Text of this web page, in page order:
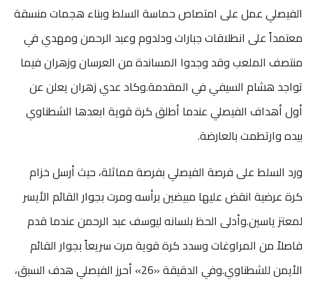
الفيصلي عمل على امتصاص حماسة السلط وبناء هجمات منسقة
معتمداً على انطلاقات جبارات ودلدوم وعبد الرحمن ومهدي في
منتصف الملعب وقد وجدوا المساندة من العرسان وزهران فيما
تواجد هشام السيفي في المقدمة.وكاد عدي زهران يعلن عن
أول أهداف الفيصلي عندما أطلق كرة قوية ابعدها الشطناوي
بيده وارتطمت بالعارضة.
ورد السلط على فرصة الفيصلي بفرصة مماثلة، حيث أرسل خزام
كرة عرضية انقض عليها مبيضين برأسه ومرت بجوار القائم الأيسر
لمعتز ياسين.وأدلى الحظ بلسانه ليوسف عبد الرحمن عندما قدم
فاصلاً من المراوغات وسدد كرة قوية مرت سريعاً بجوار القائم
الأيمن للشطناوي.وفي الدقيقة «26» أحرز الفيصلي هدف السبق،